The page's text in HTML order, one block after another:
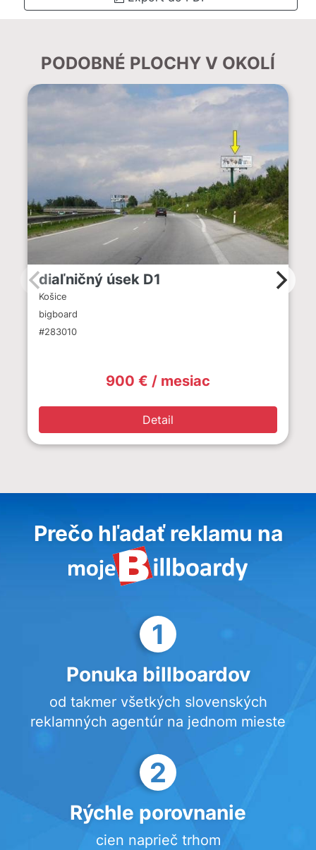
PODOBNÉ PLOCHY V OKOLÍ
diaľničný úsek D1
Košice
bigboard
#283010
900 € / mesiac
Detail
Prečo hľadať reklamu na
1
Ponuka billboardov
od takmer všetkých slovenských
reklamných agentúr na jednom mieste
2
Rýchle porovnanie
cien naprieč trhom